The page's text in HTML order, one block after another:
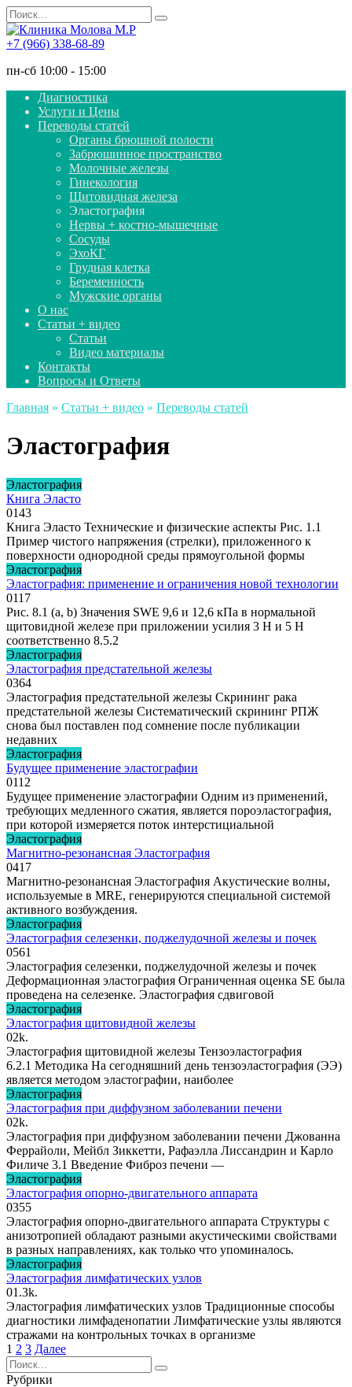
Перейти
к
содержанию
Search
for:
+7 (966) 338-68-89
пн-сб 10:00 - 15:00
Диагностика
Услуги и Цены
Переводы статей
Органы брюшной полости
Забрюшинное пространство
Молочные железы
Гинекология
Щитовидная железа
Эластография
Нервы + костно-мышечные
Сосуды
ЭхоКГ
Грудная клетка
Беременность
Мужские органы
О нас
Статьи + видео
Статьи
Видео материалы
Контакты
Вопросы и Ответы
Главная » Статьи + видео » Переводы статей
Эластография
Эластография
Книга Эласто
0143
Книга Эласто Технические и физические аспекты Рис. 1.1
Пример чистого напряжения (стрелки), приложенного к
поверхности однородной среды прямоугольной формы
Эластография
Эластография: применение и ограничения новой технологии
0117
Рис. 8.1 (a, b) Значения SWE 9,6 и 12,6 кПа в нормальной
щитовидной железе при приложении усилия 3 Н и 5 Н
соответственно 8.5.2
Эластография
Эластография предстательной железы
0364
Эластография предстательной железы Скрининг рака
предстательной железы Систематический скрининг РПЖ
снова был поставлен под сомнение после публикации
недавних
Эластография
Будущее применение эластографии
0112
Будущее применение эластографии Одним из применений,
требующих медленного сжатия, является пороэластография,
при которой измеряется поток интерстициальной
Эластография
Магнитно-резонансная Эластография
0417
Магнитно-резонансная Эластография Акустические волны,
используемые в MRE, генерируются специальной системой
активного возбуждения.
Эластография
Эластография селезенки, поджелудочной железы и почек
0561
Эластография селезенки, поджелудочной железы и почек
Деформационная эластография Ограниченная оценка SE была
проведена на селезенке. Эластография сдвиговой
Эластография
Эластография щитовидной железы
02k.
Эластография щитовидной железы Тензоэластография
6.2.1 Методика На сегодняшний день тензоэластография (ЭЭ)
является методом эластографии, наиболее
Эластография
Эластография при диффузном заболевании печени
02k.
Эластография при диффузном заболевании печени Джованна
Феррайоли, Мейбл Зиккетти, Рафаэлла Лиссандрин и Карло
Филиче 3.1 Введение Фиброз печени —
Эластография
Эластография опорно-двигательного аппарата
0355
Эластография опорно-двигательного аппарата Структуры с
анизотропией обладают разными акустическими свойствами
в разных направлениях, как только что упоминалось.
Эластография
Эластография лимфатических узлов
01.3k.
Эластография лимфатических узлов Традиционные способы
диагностики лимфаденопатии Лимфатические узлы являются
стражами на контрольных точках в организме
Навигация
по
записям
1 2 3 Далее
Search
for:
Рубрики